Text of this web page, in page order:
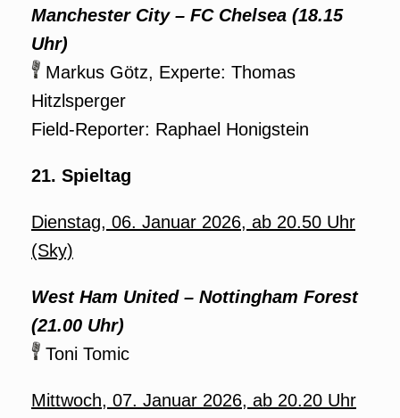
Manchester City – FC Chelsea (18.15
Uhr)
Markus Götz, Experte: Thomas
Hitzlsperger
Field-Reporter: Raphael Honigstein
21. Spieltag
Dienstag, 06. Januar 2026, ab 20.50 Uhr
(Sky)
West Ham United – Nottingham Forest
(21.00 Uhr)
Toni Tomic
Mittwoch, 07. Januar 2026, ab 20.20 Uhr